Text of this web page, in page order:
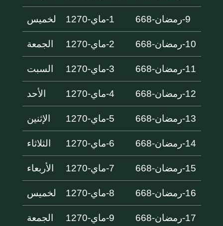
9-رمضان-668 1-ماي-1270 لخميس
10-رمضان-668 2-ماي-1270 الجمعة
11-رمضان-668 3-ماي-1270 السبت
12-رمضان-668 4-ماي-1270 الأحد
13-رمضان-668 5-ماي-1270 الإثنين
14-رمضان-668 6-ماي-1270 الثلاثاء
15-رمضان-668 7-ماي-1270 الأربعاء
16-رمضان-668 8-ماي-1270 لخميس
17-رمضان-668 9-ماي-1270 الجمعة